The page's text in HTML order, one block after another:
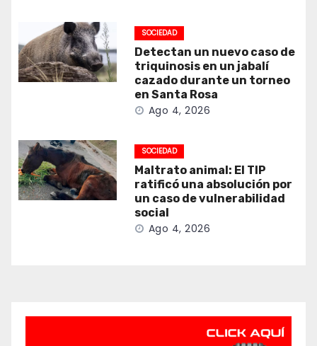
SOCIEDAD
Detectan un nuevo caso de
triquinosis en un jabalí
cazado durante un torneo
en Santa Rosa
Ago 4, 2026
SOCIEDAD
Maltrato animal: El TIP
ratificó una absolución por
un caso de vulnerabilidad
social
Ago 4, 2026